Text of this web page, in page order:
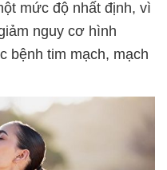
mức độ nhất định, vì
nguy cơ hình
bệnh tim mạch, mạch